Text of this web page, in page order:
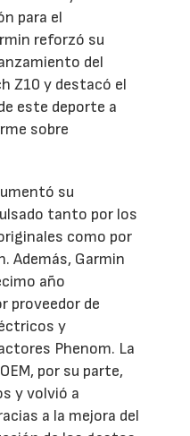
para el
reforzó su
del
Z10 y destacó el
este deporte a
sobre
su
tanto por los
como por
Además, Garmin
año
proveedor de
y
Phenom. La
por su parte,
y volvió a
a la mejora del